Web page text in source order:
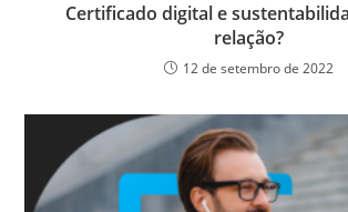
Certificado digital e
relação?
12 de setembro de 2022